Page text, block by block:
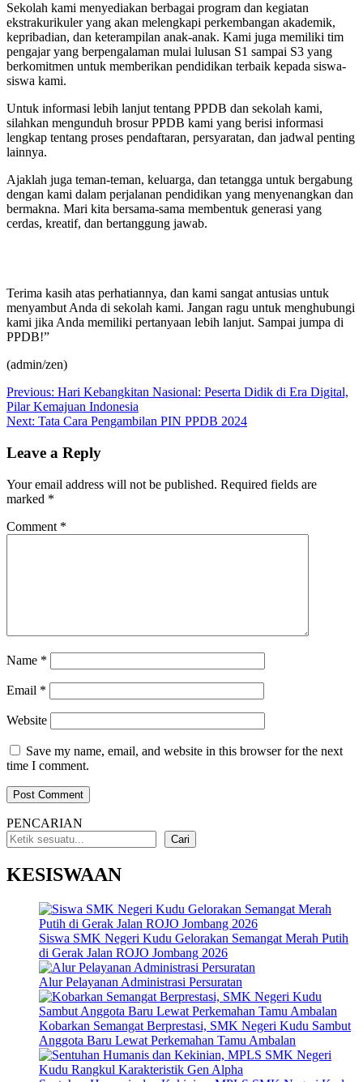
Sekolah kami menyediakan berbagai program dan kegiatan
ekstrakurikuler yang akan melengkapi perkembangan akademik,
kepribadian, dan keterampilan anak-anak. Kami juga memiliki tim
pengajar yang berpengalaman mulai lulusan S1 sampai S3 yang
berkomitmen untuk memberikan pendidikan terbaik kepada siswa-
siswa kami.
Untuk informasi lebih lanjut tentang PPDB dan sekolah kami,
silahkan mengunduh brosur PPDB kami yang berisi informasi
lengkap tentang proses pendaftaran, persyaratan, dan jadwal penting
lainnya.
Ajaklah juga teman-teman, keluarga, dan tetangga untuk bergabung
dengan kami dalam perjalanan pendidikan yang menyenangkan dan
bermakna. Mari kita bersama-sama membentuk generasi yang
cerdas, kreatif, dan bertanggung jawab.
Terima kasih atas perhatiannya, dan kami sangat antusias untuk
menyambut Anda di sekolah kami. Jangan ragu untuk menghubungi
kami jika Anda memiliki pertanyaan lebih lanjut. Sampai jumpa di
PPDB!”
(admin/zen)
Post
navigation
Previous: Hari Kebangkitan Nasional: Peserta Didik di Era Digital,
Pilar Kemajuan Indonesia
Next: Tata Cara Pengambilan PIN PPDB 2024
Leave a Reply
Your email address will not be published. Required fields are
marked *
Comment *
Name *
Email *
Website
Save my name, email, and website in this browser for the next
time I comment.
PENCARIAN
Cari
KESISWAAN
Siswa SMK Negeri Kudu Gelorakan Semangat Merah Putih
di Gerak Jalan ROJO Jombang 2026
Alur Pelayanan Administrasi Persuratan
Kobarkan Semangat Berprestasi, SMK Negeri Kudu Sambut
Anggota Baru Lewat Perkemahan Tamu Ambalan